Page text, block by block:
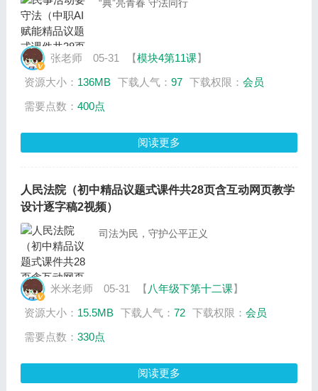
“典”亮青春 守法同行
张老师 05-31 【模块4第11课】
资源大小： 136MB 下载人气： 97 下载权限： 会员
需要点数： 400点
阅读更多
人民法院（初中精品议题式课件共28页含互动网页教学
设计逐字稿2视频）
司法为民，守护公平正义
米米老师 05-31 【 八年级下第十二课】
资源大小： 15.5MB 下载人气： 72 下载权限： 会员
需要点数： 330点
阅读更多